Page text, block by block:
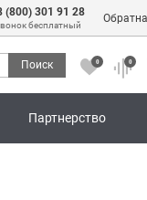
(800) 301 91 28
бесплатный
Поиск 0 0
Партнерство